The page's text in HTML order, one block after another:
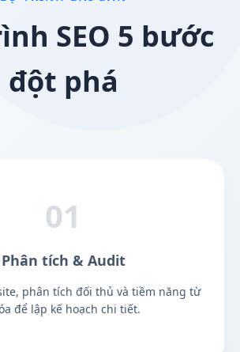
SEO 5 bước
đột phá
01
Phân tích & Audit
phân tích đối thủ và tiềm năng từ
để lập kế hoạch chi tiết.